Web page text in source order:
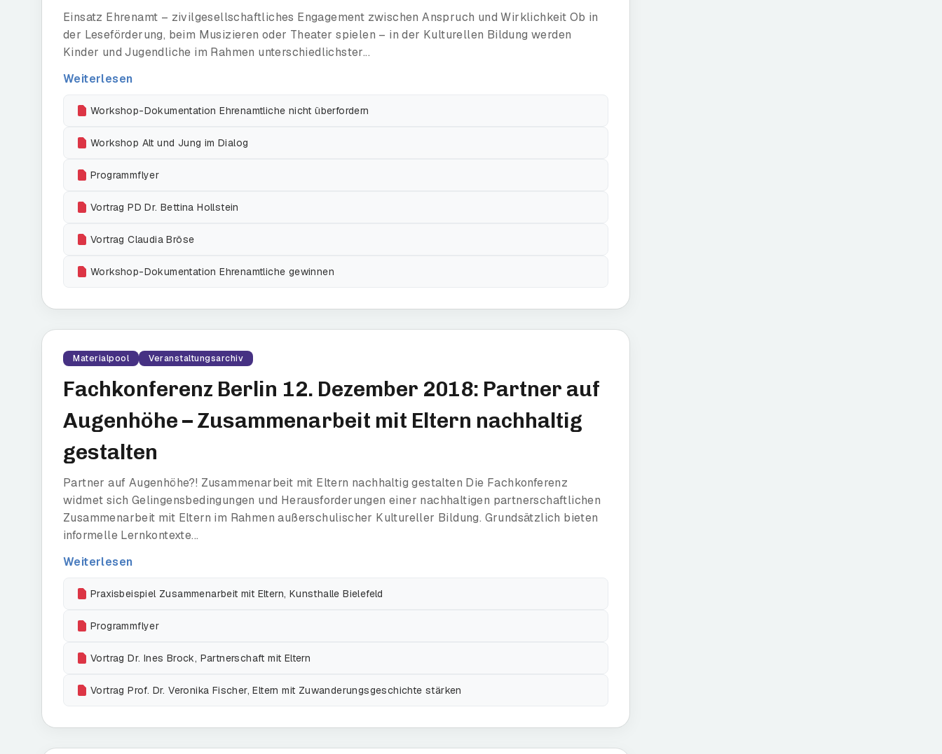
Einsatz Ehrenamt – zivilgesellschaftliches Engagement zwischen Anspruch und Wirklichkeit Ob in
der Leseförderung, beim Musizieren oder Theater spielen – in der Kulturellen Bildung werden
Kinder und Jugendliche im Rahmen unterschiedlichster...
Weiterlesen
Workshop-Dokumentation Ehrenamtliche nicht überfordern
Workshop Alt und Jung im Dialog
Programmflyer
Vortrag PD Dr. Bettina Hollstein
Vortrag Claudia Bröse
Workshop-Dokumentation Ehrenamtliche gewinnen
Materialpool Veranstaltungsarchiv
Fachkonferenz Berlin 12. Dezember 2018: Partner auf
Augenhöhe – Zusammenarbeit mit Eltern nachhaltig
gestalten
Partner auf Augenhöhe?! Zusammenarbeit mit Eltern nachhaltig gestalten Die Fachkonferenz
widmet sich Gelingensbedingungen und Herausforderungen einer nachhaltigen partnerschaftlichen
Zusammenarbeit mit Eltern im Rahmen außerschulischer Kultureller Bildung. Grundsätzlich bieten
informelle Lernkontexte...
Weiterlesen
Praxisbeispiel Zusammenarbeit mit Eltern, Kunsthalle Bielefeld
Programmflyer
Vortrag Dr. Ines Brock, Partnerschaft mit Eltern
Vortrag Prof. Dr. Veronika Fischer, Eltern mit Zuwanderungsgeschichte stärken